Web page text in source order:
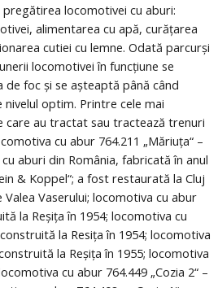
locomotivei cu aburi:
alimentarea cu apă, curățarea
cutiei cu lemne. Odată parcurși
locomotivei în funcțiune se
de foc și se așteaptă până când
optim. Printre cele mai
care au tractat sau tractează trenuri
cu abur 764.211 „Măriuța“ –
aburi din România, fabricată în anul
& Koppel“; a fost restaurată la Cluj
Vaserului; locomotiva cu abur
la Reșița în 1954; locomotiva cu
la Resița în 1954; locomotiva
la Reșița în 1955; locomotiva
cu abur 764.449 „Cozia 2“ –